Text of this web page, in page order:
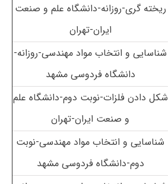
ریخته گری-روزانه-دانشگاه علم و صنعت
ایران-تهران
شناسایی و انتخاب مواد مهندسی-روزانه-
دانشگاه فردوسی مشهد
شکل دادن فلزات-نوبت دوم-دانشگاه علم
و صنعت ایران-تهران
شناسایی و انتخاب مواد مهندسی-نوبت
دوم-دانشگاه فردوسی مشهد